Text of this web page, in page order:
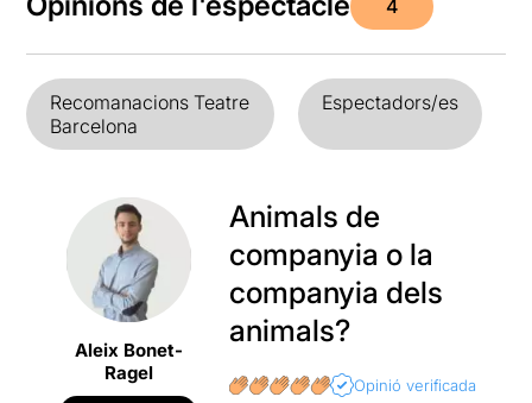
4
Recomanacions Teatre
Barcelona
Espectadors/es
Aleix Bonet-
Ragel
Animals de
companyia o la
companyia dels
animals?
Opinió verificada